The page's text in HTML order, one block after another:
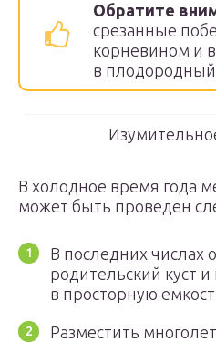
Обратите
срезанные
корневином и
в плодородный
В холодное время года
может быть проведен
В последних числах
родительский куст и
в просторную
Разместить